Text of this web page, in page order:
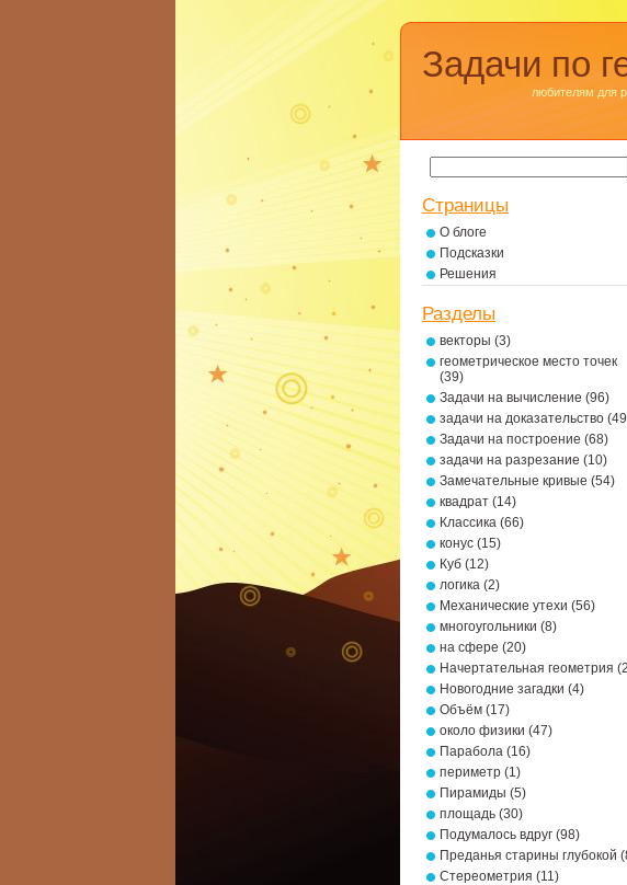
Задачи по
любителям для
Страницы
О блоге
Подсказки
Решения
Разделы
векторы (3)
геометрическое место точек
(39)
Задачи на вычисление (96)
задачи на доказательство
Задачи на построение (68)
задачи на разрезание (10)
Замечательные кривые (54)
квадрат (14)
Классика (66)
конус (15)
Куб (12)
логика (2)
Механические утехи (56)
многоугольники (8)
на сфере (20)
Начертательная геометрия
Новогодние загадки (4)
Объём (17)
около физики (47)
Парабола (16)
периметр (1)
Пирамиды (5)
площадь (30)
Подумалось вдруг (98)
Преданья старины глубокой
Стереометрия (11)